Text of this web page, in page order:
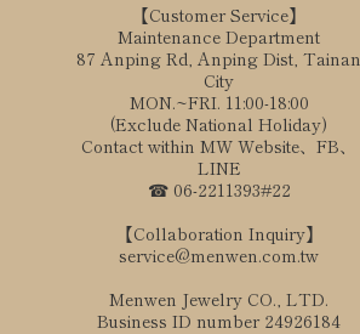
【Customer Service】
Maintenance Department
87 Anping Rd, Anping Dist, Tainan
City
MON.~FRI. 11:00-18:00
(Exclude National Holiday)
Contact within MW Website、FB、
LINE
☎ 06-2211393#22
【Collaboration Inquiry】
service@menwen.com.tw
Menwen Jewelry CO., LTD.
Business ID number 24926184